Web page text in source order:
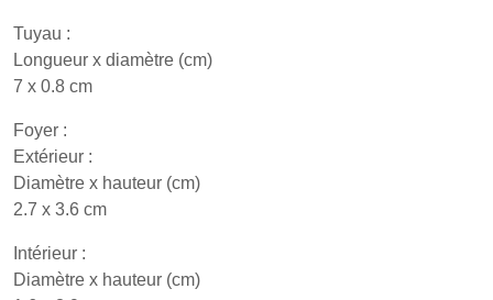
Tuyau :
Longueur x diamètre (cm)
7 x 0.8 cm
Foyer :
Extérieur :
Diamètre x hauteur (cm)
2.7 x 3.6 cm
Intérieur :
Diamètre x hauteur (cm)